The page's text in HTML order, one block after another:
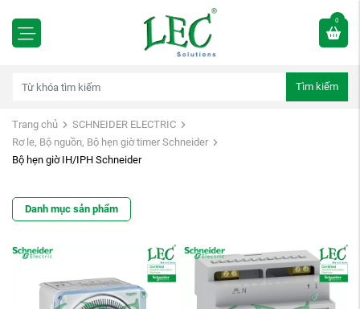
0
Tìm kiếm
Trang chủ
SCHNEIDER ELECTRIC
Rơ le, Bộ nguồn, Bộ hẹn giờ timer Schneider
Bộ hẹn giờ IH/IPH Schneider
Danh mục sản phẩm